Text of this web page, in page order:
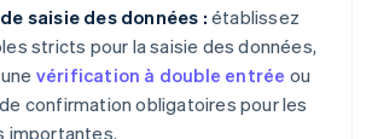
saisie des données : établissez
stricts pour la saisie des données,
vérification à double entrée ou
confirmation obligatoires pour les
importantes.